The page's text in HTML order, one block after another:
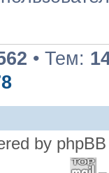
• Тем:
by